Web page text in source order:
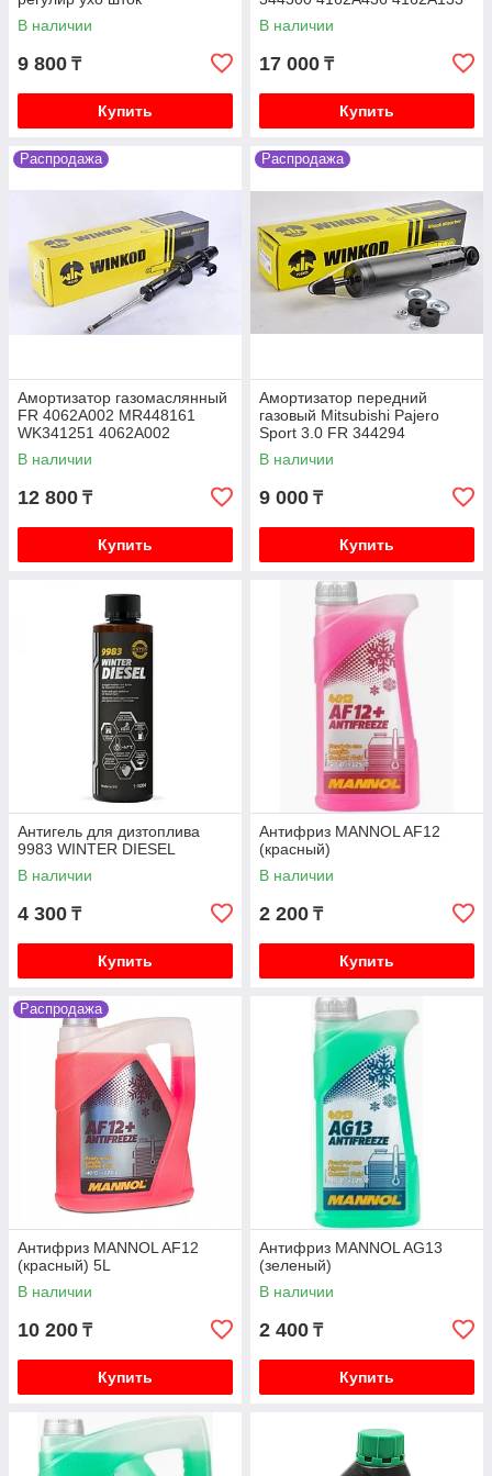
Mitsubishi Lancer X (10) 2007-2017 1.8 4B10
Mitsubishi Pajero iO 1996-2003 1.8 4G93 бензин,
2.0 4G94 бензин, H66W H76W
Mitsubishi Pajero Junior 1996-2003 1.1 4A31
бензин E33A
Mitsubishi Galant седан VII 1992-1998 1.8 4G93
бензин E52A, 2.0 4G63 бензин E55A
В наличии
9 800 ₸
Купить
SRR344300
В наличии
17 000 ₸
Купить
Распродажа
Амортизатор газомаслянный
FR 4062A002 MR448161
WK341251 4062A002
4062A024 341251 4062A0
В наличии
12 800 ₸
Купить
Распродажа
Амортизатор передний
газовый Mitsubishi Pajero
Sport 3.0 FR 344294
W344294SA
В наличии
9 000 ₸
Купить
Антигель для дизтоплива
9983 WINTER DIESEL
В наличии
4 300 ₸
Купить
Антифриз MANNOL AF12
(красный)
В наличии
2 200 ₸
Купить
Распродажа
Антифриз MANNOL AF12
(красный) 5L
В наличии
10 200 ₸
Купить
Антифриз MANNOL AG13
(зеленый)
В наличии
2 400 ₸
Купить